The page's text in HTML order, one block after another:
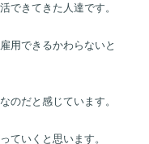
できてきた人達です。
用できるかわらないと
のだと感じています。
ていくと思います。